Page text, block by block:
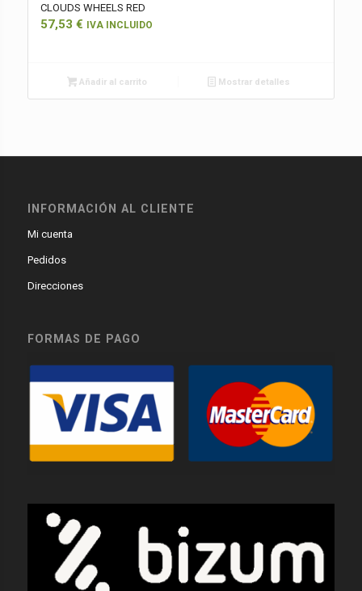
CLOUDS WHEELS RED
57,53 € IVA INCLUIDO
Añadir al carrito Mostrar detalles
INFORMACIÓN AL CLIENTE
Mi cuenta
Pedidos
Direcciones
FORMAS DE PAGO